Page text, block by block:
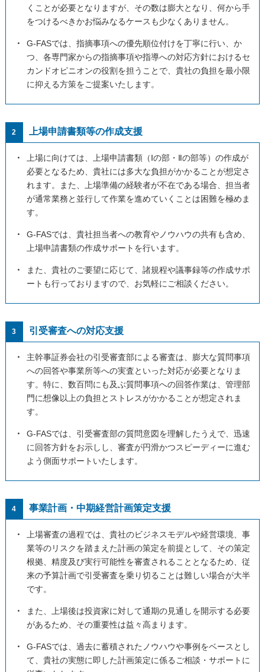
くことが必要となりますが、その数は膨大となり、何から手
をつけるべきかお悩みなるケースも少なくありません。
・
G-FASでは、指摘事項への優先順位付けを丁寧に行い、か
つ、各専門家からの指摘事項や指導への対応方針におけるセ
カンドオピニオンの役割を担うことで、貴社の負担を最小限
に抑える方策をご提案いたします。
2 上場申請書類等の作成支援
・
上場に向けては、上場申請書類（Ⅰの部・Ⅱの部等）の作成が
必要となるため、貴社には多大な負担がかかることが想定さ
れます。また、上場準備の経験者が不在である場合、担当者
が通常業務と並行して作業を進めていくことは困難を極めま
す。
・
G-FASでは、貴社担当者への教育やノウハウの共有も含め、
上場申請書類の作成サポートを行います。
・
また、貴社のご要望に応じて、諸規程や議事録等の作成サポ
ートも行っておりますので、お気軽にご相談ください。
3 引受審査への対応支援
・
主幹事証券会社の引受審査部による審査は、膨大な質問事項
への回答や事業所等への実査といった対応が必要となりま
す。特に、数百問にも及ぶ質問事項への回答作業は、管理部
門に想像以上の負担とストレスがかかることが想定されま
す。
・
G-FASでは、引受審査部の質問意図を理解したうえで、迅速
に回答方針をお示しし、審査が円滑かつスピーディーに進む
よう側面サポートいたします。
4 事業計画・中期経営計画策定支援
・
上場審査の過程では、貴社のビジネスモデルや経営環境、事
業等のリスクを踏まえた計画の策定を前提として、その策定
根拠、精度及び実行可能性を審査されることとなるため、従
来の予算計画で引受審査を乗り切ることは難しい場合が大半
です。
・
また、上場後は投資家に対して通期の見通しを開示する必要
があるため、その重要性は益々高まります。
・
G-FASでは、過去に蓄積されたノウハウや事例をベースとし
て、貴社の実態に即した計画策定に係るご相談・サポートに